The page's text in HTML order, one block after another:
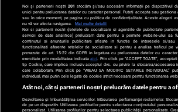
‹ 1 ... 6
Noi și partenerii noștri 201 stocăm și/sau accesăm informații pe dispozitivul
unici pentru prelucrarea datelor cu caracter personal. Puteți accepta sau
sau în orice moment, pe pagina cu politica de confidențialitate. Aceste alegeri
nu vă vor afecta navigarea.
Mai multe detalii
Noi si partenerii nostri (retelele de socializare si agentiile de publicitate
servicii de date analitice) prelucram date pentru a permite website-ului sa
continutul si anunturile publicitare afisate in functie de interesele si/sau
functionalitati aferente retelelor de socializare si pentru a analiza traficul pe
prevazute de art. 15-22 din GDPR in legatura cu prelucrarea datelor cu
exercitate prin modalitatea indicataaici . Prin click pe “ACCEPT TOATE”,
tip Cookie, care implica inclusiv acceptul dvs. cu privire la stocarea/accesarea
care colaboram. Prin click pe “VREAU SA MODIFIC SETARILE INDIVIDUAL”
individual, mai putin cele legate de cookie strict necesare pentru functionarea
Atât noi, cât și partenerii noștri prelucrăm datele pentru a
Dezvoltarea și îmbunătățirea serviciilor. Măsurarea performanței reclamelor.
de pe un dispozitiv. Utilizarea profilurilor pentru selectarea conținutului
personalizat. Utilizarea profilurilor pentru selectarea publicității personalizate.